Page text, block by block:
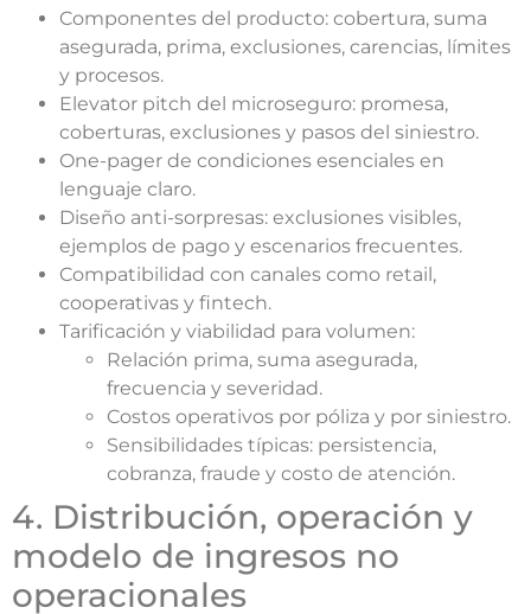
Componentes del producto: cobertura, suma
asegurada, prima, exclusiones, carencias, límites
y procesos.
Elevator pitch del microseguro: promesa,
coberturas, exclusiones y pasos del siniestro.
One-pager de condiciones esenciales en
lenguaje claro.
Diseño anti-sorpresas: exclusiones visibles,
ejemplos de pago y escenarios frecuentes.
Compatibilidad con canales como retail,
cooperativas y fintech.
Tarificación y viabilidad para volumen:
Relación prima, suma asegurada,
frecuencia y severidad.
Costos operativos por póliza y por siniestro.
Sensibilidades típicas: persistencia,
cobranza, fraude y costo de atención.
4. Distribución, operación y
modelo de ingresos no
operacionales